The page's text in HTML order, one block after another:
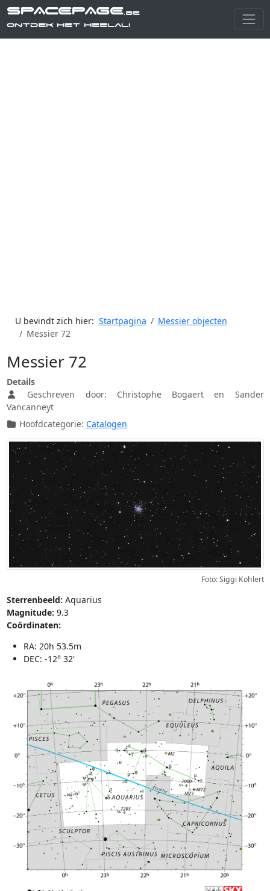
SPACEPAGE.be
Ontdek het heelal!
U bevindt zich hier: Startpagina
Messier objecten
Messier 72
Messier 72
Details
Geschreven door: Christophe Bogaert en Sander
Vancanneyt
Hoofdcategorie: Catalogen
Foto: Siggi Kohlert
Sterrenbeeld: Aquarius
Magnitude: 9.3
Coördinaten:
RA: 20h 53.5m
DEC: -12° 32'